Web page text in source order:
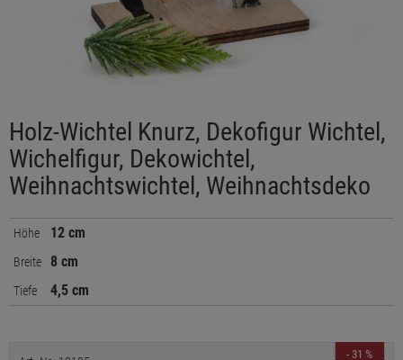
Holz-Wichtel Knurz, Dekofigur Wichtel,
Wichelfigur, Dekowichtel,
Weihnachtswichtel, Weihnachtsdeko
Höhe 12 cm
Breite 8 cm
Tiefe 4,5 cm
- 31 %